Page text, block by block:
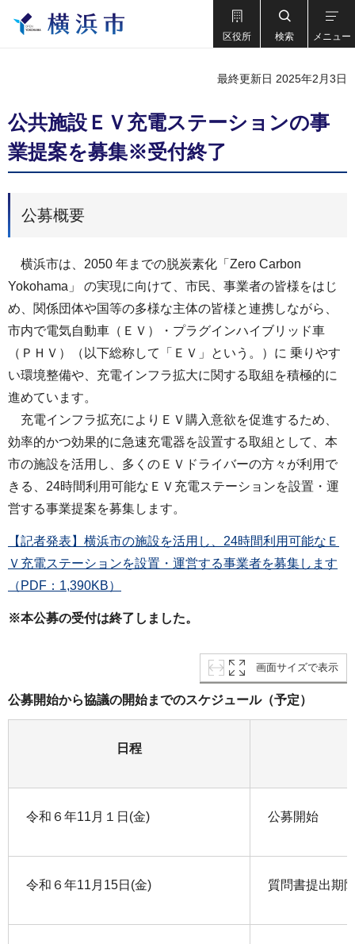
区役所 検索 メニュー
最終更新日 2025年2月3日
公共施設ＥＶ充電ステーションの事
業提案を募集※受付終了
公募概要
横浜市は、2050 年までの脱炭素化「Zero Carbon
Yokohama」 の実現に向けて、市民、事業者の皆様をはじ
め、関係団体や国等の多様な主体の皆様と連携しながら、
市内で電気自動車（ＥＶ）・プラグインハイブリッド車
（ＰＨＶ）（以下総称して「ＥＶ」という。）に 乗りやす
い環境整備や、充電インフラ拡大に関する取組を積極的に
進めています。
充電インフラ拡充によりＥＶ購入意欲を促進するため、
効率的かつ効果的に急速充電器を設置する取組として、本
市の施設を活用し、多くのＥＶドライバーの方々が利用で
きる、24時間利用可能なＥＶ充電ステーションを設置・運
営する事業提案を募集します。
【記者発表】横浜市の施設を活用し、24時間利用可能なＥ
Ｖ充電ステーションを設置・運営する事業者を募集します
（PDF：1,390KB）
※本公募の受付は終了しました。
画面サイズで表示
公募開始から協議の開始までのスケジュール（予定）
日程
令和６年11月１日(金) 公募開始
令和６年11月15日(金) 質問書提出期